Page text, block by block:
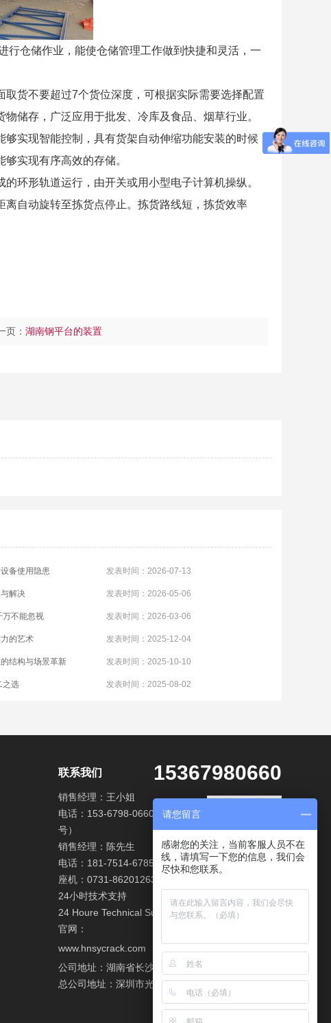
行仓储作业，能使仓储管理工作做到快捷和灵活，一
货不要超过7个货位深度，可根据实际需要选择配置
储存，广泛应用于批发、冷库及食品、烟草行业。
实现智能控制，具有货架自动伸缩功能安装的时候
实现有序高效的存储。
环形轨道运行，由开关或用小型电子计算机操纵。
自动旋转至拣货点停止。拣货路线短，拣货效率
页： 湖南钢平台的装置
发表时间：2026-07-13
备使用隐患
发表时间：2026-05-06
解决
发表时间：2026-03-06
万不能忽视
发表时间：2025-12-04
的艺术
发表时间：2025-10-10
结构与场景革新
发表时间：2025-08-02
之选
15367980660
联系我们
销售经理：王小姐
电话：153-6798-0660（微信同
号）
销售经理：陈先生
电话：181-7514-6785
座机：0731-86201263
24小时技术支持
24 Houre Technical Support
官网：
www.hnsycrack.com
公司地址：湖南省长沙县经开区东十路南段58号20栋
总公司地址：深圳市光明新区光明路洪湖村
请您留言
感谢您的关注，当前客服人员不在
线，请填写一下您的信息，我们会
尽快和您联系。